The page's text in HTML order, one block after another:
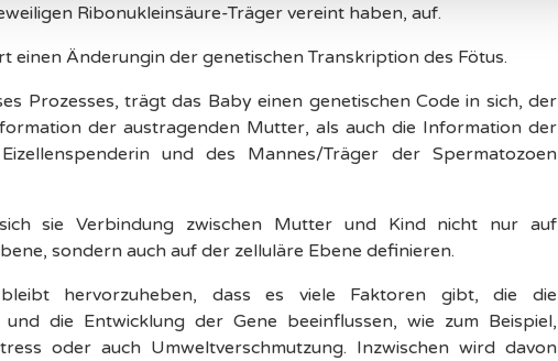
Ribonukleinsäure-Träger vereint haben, auf.
einen Änderungin der genetischen Transkription des Fötus.
Prozesses, trägt das Baby einen genetischen Code in sich, der
der austragenden Mutter, als auch die Information der
und des Mannes/Träger der Spermatozoen
sie Verbindung zwischen Mutter und Kind nicht nur auf
sondern auch auf der zelluläre Ebene definieren.
bleibt hervorzuheben, dass es viele Faktoren gibt, die die
und die Entwicklung der Gene beeinflussen, wie zum Beispiel,
oder auch Umweltverschmutzung. Inzwischen wird davon